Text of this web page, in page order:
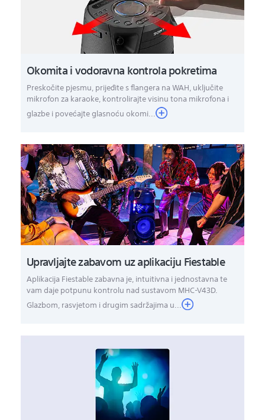
Okomita i vodoravna kontrola pokretima
Preskočite pjesmu, prijeđite s flangera na WAH, uključite
mikrofon za karaoke, kontrolirajte visinu tona mikrofona i
glazbe i povećajte glasnoću okomi...
Upravljajte zabavom uz aplikaciju Fiestable
Aplikacija Fiestable zabavna je, intuitivna i jednostavna te
vam daje potpunu kontrolu nad sustavom MHC-V43D.
Glazbom, rasvjetom i drugim sadržajima u...